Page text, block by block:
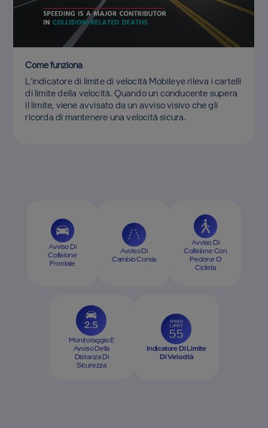
Come funziona
L’indicatore di limite di velocità Mobileye rileva i cartelli
di limite della velocità. Quando un conducente supera
il limite, viene avvisato da un avviso visivo che gli
ricorda di mantenere una velocità sicura.
Avviso Di
Collisione
Frontale
Avviso Di
Cambio Corsia
Avviso Di
Collisione Con
Pedone O
Ciclista
Monitoraggio E
Avviso Della
Distanza Di
Sicurezza
Indicatore Di Limite
Di Velocità